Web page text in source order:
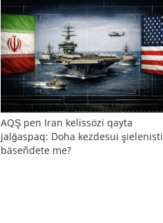
AQŞ pen Iran kelissözi qayta
jalğaspaq: Doha kezdesui şielenisti
bäseñdete me?